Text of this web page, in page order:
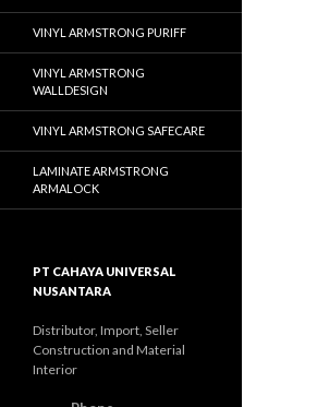
VINYL ARMSTRONG PURIFF
VINYL ARMSTRONG
WALLDESIGN
VINYL ARMSTRONG SAFECARE
LAMINATE ARMSTRONG
ARMALOCK
PT CAHAYA UNIVERSAL
NUSANTARA
Distributor, Import, Seller
Construction and Material
Interior